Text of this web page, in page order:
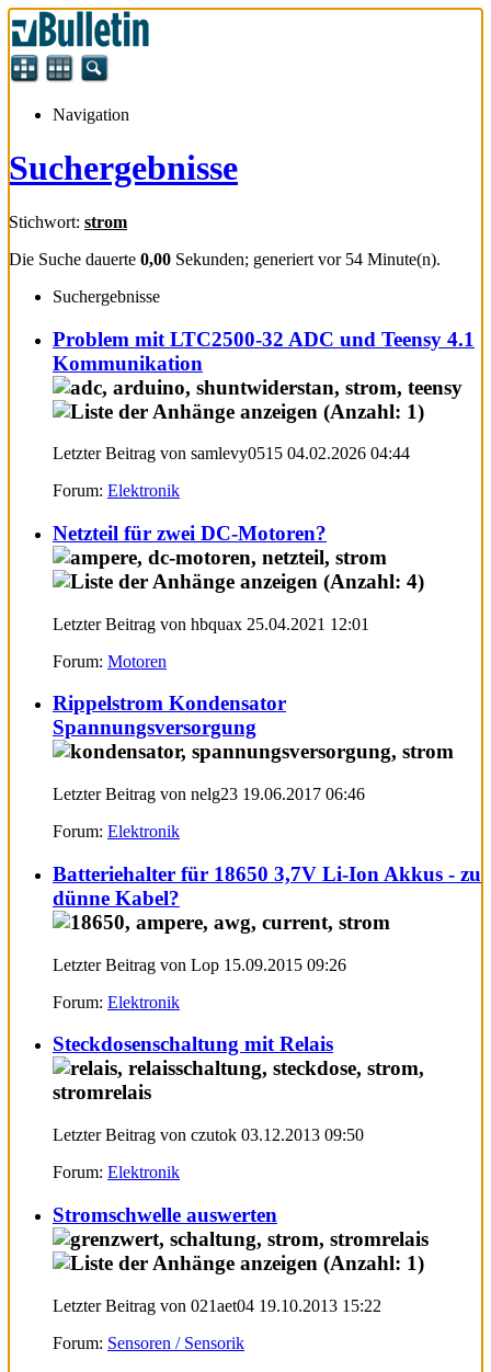
Navigation
Suchergebnisse
Stichwort: strom
Die Suche dauerte 0,00 Sekunden; generiert vor 54 Minute(n).
Suchergebnisse
Problem mit LTC2500-32 ADC und Teensy 4.1
Kommunikation
Letzter Beitrag von samlevy0515 04.02.2026 04:44
Forum: Elektronik
Netzteil für zwei DC-Motoren?
Letzter Beitrag von hbquax 25.04.2021 12:01
Forum: Motoren
Rippelstrom Kondensator
Spannungsversorgung
Letzter Beitrag von nelg23 19.06.2017 06:46
Forum: Elektronik
Batteriehalter für 18650 3,7V Li-Ion Akkus - zu
dünne Kabel?
Letzter Beitrag von Lop 15.09.2015 09:26
Forum: Elektronik
Steckdosenschaltung mit Relais
Letzter Beitrag von czutok 03.12.2013 09:50
Forum: Elektronik
Stromschwelle auswerten
Letzter Beitrag von 021aet04 19.10.2013 15:22
Forum: Sensoren / Sensorik